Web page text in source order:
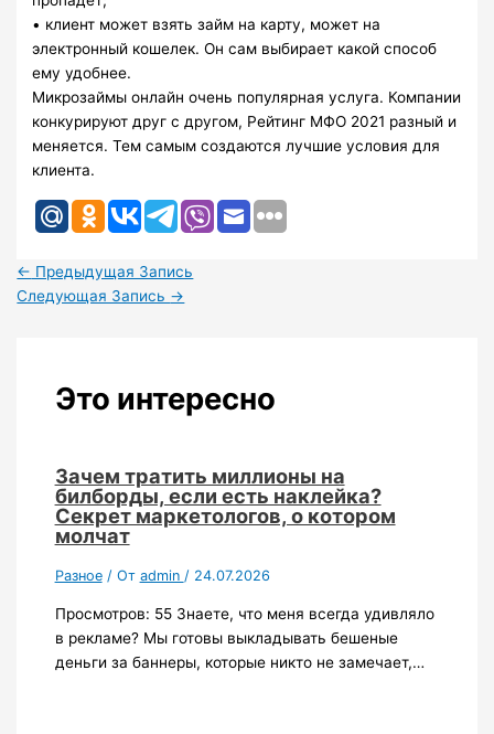
• клиент может взять займ на карту, может на
электронный кошелек. Он сам выбирает какой способ
ему удобнее.
Микрозаймы онлайн очень популярная услуга. Компании
конкурируют друг с другом, Рейтинг МФО 2021 разный и
меняется. Тем самым создаются лучшие условия для
клиента.
← Предыдущая Запись
Следующая Запись →
Это интересно
Зачем тратить миллионы на
билборды, если есть наклейка?
Секрет маркетологов, о котором
молчат
Разное/ От admin / 24.07.2026
Просмотров: 55 Знаете, что меня всегда удивляло
в рекламе? Мы готовы выкладывать бешеные
деньги за баннеры, которые никто не замечает,…